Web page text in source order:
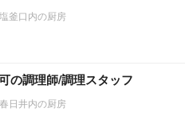
釜口内の厨房
の調理師/調理スタッフ
日井内の厨房